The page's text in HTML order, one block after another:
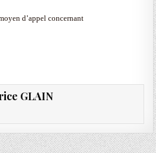
d’appel concernant
GLAIN